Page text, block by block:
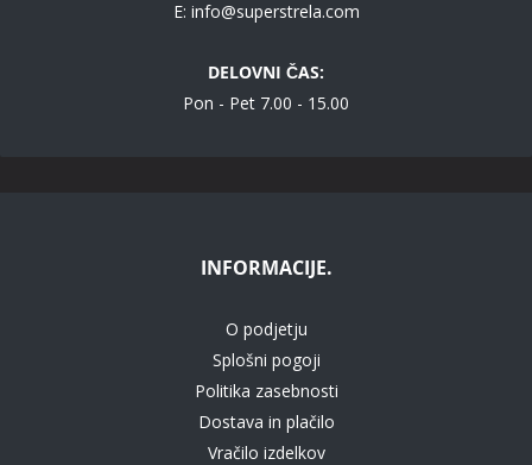
E: info@superstrela.com
DELOVNI ČAS:
Pon - Pet 7.00 - 15.00
INFORMACIJE.
O podjetju
Splošni pogoji
Politika zasebnosti
Dostava in plačilo
Vračilo izdelkov